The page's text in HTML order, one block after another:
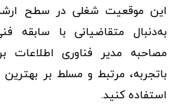
این موقعیت شغلی در سطح
به‌دنبال متقاضیانی با سابقه
مصاحبه مدیر فناوری اطلاعات
باتجربه، مرتبط و مسلط بر
استفاده کنید.